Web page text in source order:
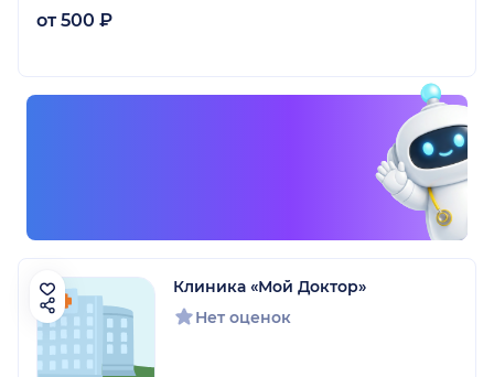
от 500 ₽
Клиника «Мой Доктор»
Нет оценок